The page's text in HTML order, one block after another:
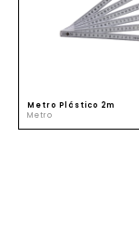
Metro Plástico 2m
Metro